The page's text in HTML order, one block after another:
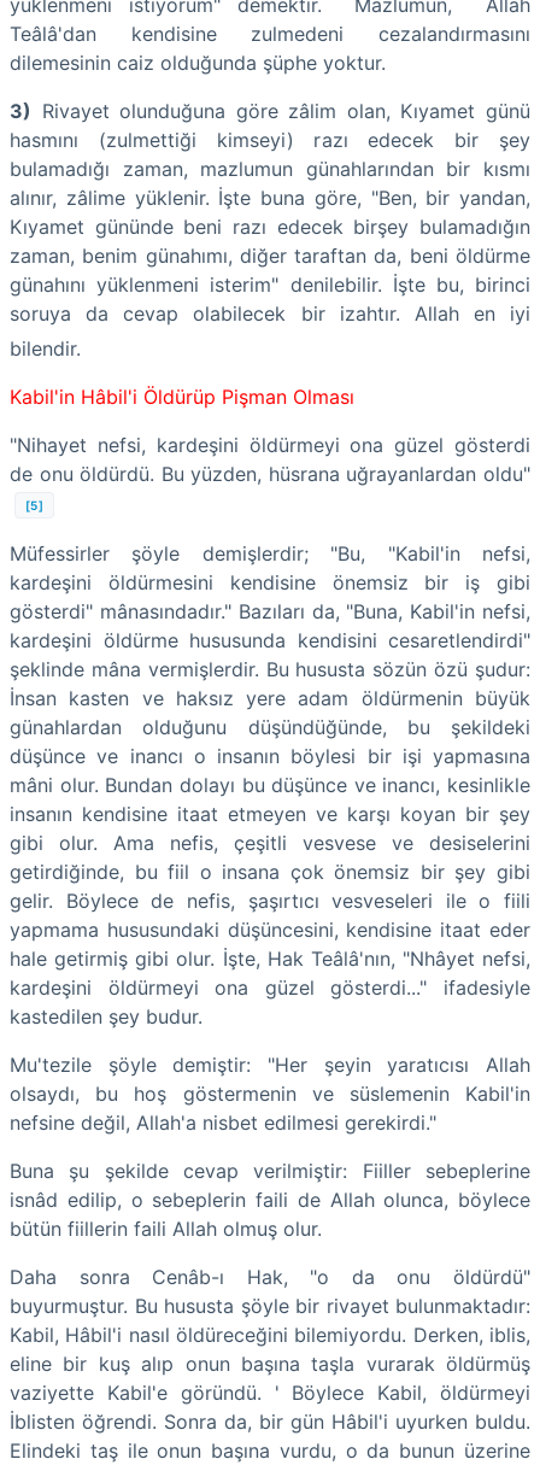
Teâlâ'dan kendisine zulmedeni cezalandırmasını
dilemesinin caiz olduğunda şüphe yoktur.
3) Rivayet olunduğuna göre zâlim olan, Kıyamet günü
hasmını (zulmettiği kimseyi) razı edecek bir şey
bulamadığı zaman, mazlumun günahlarından bir kısmı
alınır, zâlime yüklenir. İşte buna göre, "Ben, bir yandan,
Kıyamet gününde beni razı edecek birşey bulamadığın
zaman, benim günahımı, diğer taraftan da, beni öldürme
günahını yüklenmeni isterim" denilebilir. İşte bu, birinci
soruya da cevap olabilecek bir izahtır. Allah en iyi
bilendir.
Kabil'in Hâbil'i Öldürüp Pişman Olması
"Nihayet nefsi, kardeşini öldürmeyi ona güzel gösterdi
de onu öldürdü. Bu yüzden, hüsrana uğrayanlardan oldu"
[5]
Müfessirler şöyle demişlerdir; "Bu, "Kabil'in nefsi,
kardeşini öldürmesini kendisine önemsiz bir iş gibi
gösterdi" mânasındadır." Bazıları da, "Buna, Kabil'in nefsi,
kardeşini öldürme hususunda kendisini cesaretlendirdi"
şeklinde mâna vermişlerdir. Bu hususta sözün özü şudur:
İnsan kasten ve haksız yere adam öldürmenin büyük
günahlardan olduğunu düşündüğünde, bu şekildeki
düşünce ve inancı o insanın böylesi bir işi yapmasına
mâni olur. Bundan dolayı bu düşünce ve inancı, kesinlikle
insanın kendisine itaat etmeyen ve karşı koyan bir şey
gibi olur. Ama nefis, çeşitli vesvese ve desiselerini
getirdiğinde, bu fiil o insana çok önemsiz bir şey gibi
gelir. Böylece de nefis, şaşırtıcı vesveseleri ile o fiili
yapmama hususundaki düşüncesini, kendisine itaat eder
hale getirmiş gibi olur. İşte, Hak Teâlâ'nın, "Nhâyet nefsi,
kardeşini öldürmeyi ona güzel gösterdi..." ifadesiyle
kastedilen şey budur.
Mu'tezile şöyle demiştir: "Her şeyin yaratıcısı Allah
olsaydı, bu hoş göstermenin ve süslemenin Kabil'in
nefsine değil, Allah'a nisbet edilmesi gerekirdi."
Buna şu şekilde cevap verilmiştir: Fiiller sebeplerine
isnâd edilip, o sebeplerin faili de Allah olunca, böylece
bütün fiillerin faili Allah olmuş olur.
Daha sonra Cenâb-ı Hak, "o da onu öldürdü"
buyurmuştur. Bu hususta şöyle bir rivayet bulunmaktadır:
Kabil, Hâbil'i nasıl öldüreceğini bilemiyordu. Derken, iblis,
eline bir kuş alıp onun başına taşla vurarak öldürmüş
vaziyette Kabil'e göründü. ' Böylece Kabil, öldürmeyi
İblisten öğrendi. Sonra da, bir gün Hâbil'i uyurken buldu.
Elindeki taş ile onun başına vurdu, o da bunun üzerine